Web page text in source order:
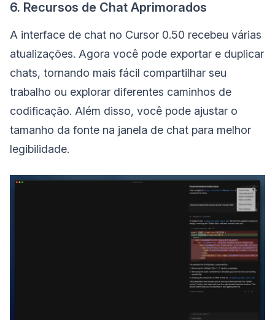
6. Recursos de Chat Aprimorados
A interface de chat no Cursor 0.50 recebeu várias
atualizações. Agora você pode exportar e duplicar
chats, tornando mais fácil compartilhar seu
trabalho ou explorar diferentes caminhos de
codificação. Além disso, você pode ajustar o
tamanho da fonte na janela de chat para melhor
legibilidade.